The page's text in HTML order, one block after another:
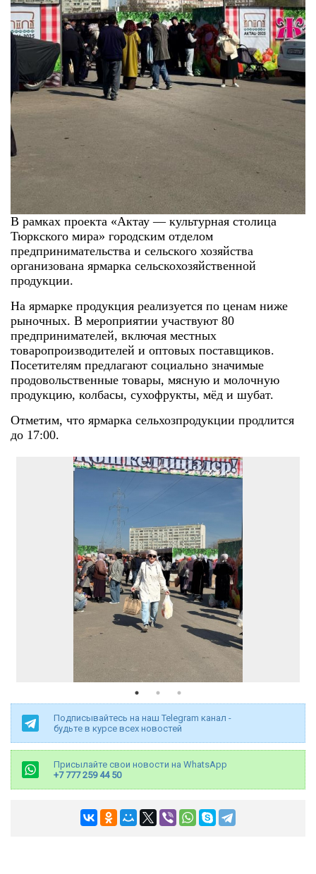
В рамках проекта «Актау — культурная столица
Тюркского мира» городским отделом
предпринимательства и сельского хозяйства
организована ярмарка сельскохозяйственной
продукции.
На ярмарке продукция реализуется по ценам ниже
рыночных. В мероприятии участвуют 80
предпринимателей, включая местных
товаропроизводителей и оптовых поставщиков.
Посетителям предлагают социально значимые
продовольственные товары, мясную и молочную
продукцию, колбасы, сухофрукты, мёд и шубат.
Отметим, что ярмарка сельхозпродукции продлится
до 17:00.
Подписывайтесь на наш Telegram канал -
будьте в курсе всех новостей
Присылайте свои новости на WhatsApp
+7 777 259 44 50